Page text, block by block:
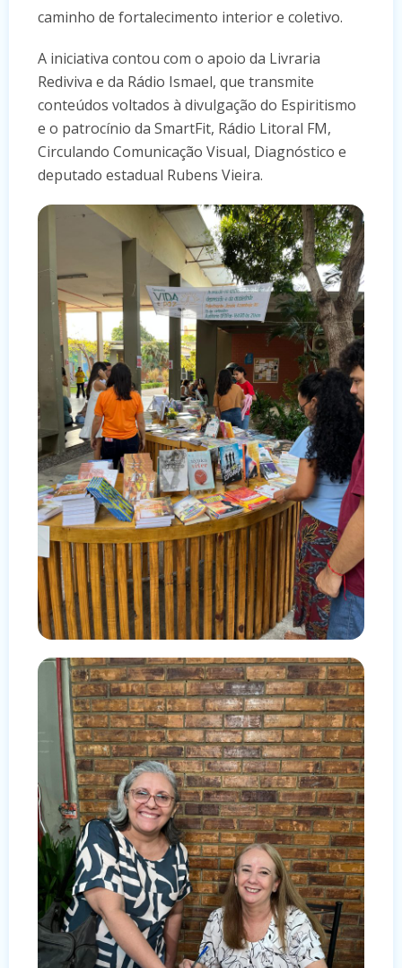
caminho de fortalecimento interior e coletivo.
A iniciativa contou com o apoio da Livraria
Rediviva e da Rádio Ismael, que transmite
conteúdos voltados à divulgação do Espiritismo
e o patrocínio da SmartFit, Rádio Litoral FM,
Circulando Comunicação Visual, Diagnóstico e
deputado estadual Rubens Vieira.